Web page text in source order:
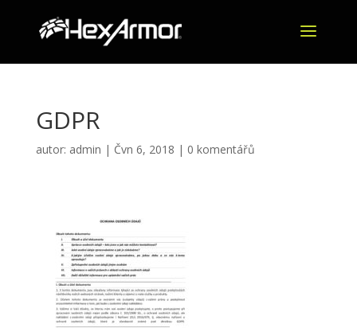
GDPR
autor: admin | Čvn 6, 2018 | 0 komentářů